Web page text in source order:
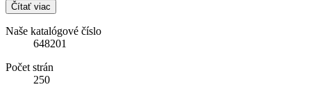
Čítať viac
Naše katalógové číslo
648201
Počet strán
250